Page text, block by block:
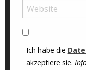
Ich habe die
akzeptiere sie.